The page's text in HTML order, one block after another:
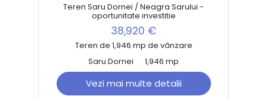
Teren Saru Dornei / Neagra Sarului -
oportunitate investitie
38,920 €
Teren de 1,946 mp de vânzare
Saru Dornei
1,946 mp
Vezi mai multe detalii